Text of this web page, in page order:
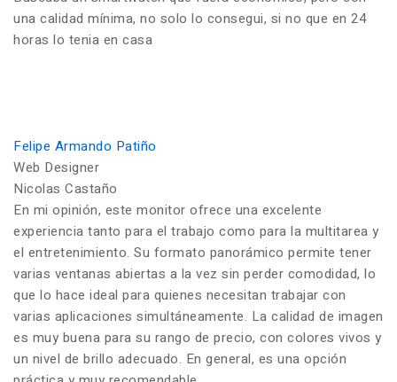
una calidad mínima, no solo lo consegui, si no que en 24
horas lo tenia en casa
Felipe Armando Patiño
Web Designer
Nicolas Castaño
En mi opinión, este monitor ofrece una excelente
experiencia tanto para el trabajo como para la multitarea y
el entretenimiento. Su formato panorámico permite tener
varias ventanas abiertas a la vez sin perder comodidad, lo
que lo hace ideal para quienes necesitan trabajar con
varias aplicaciones simultáneamente. La calidad de imagen
es muy buena para su rango de precio, con colores vivos y
un nivel de brillo adecuado. En general, es una opción